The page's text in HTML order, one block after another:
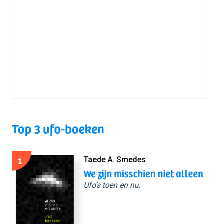
Top 3 ufo-boeken
1 Taede A. Smedes
We zijn misschien niet alleen
Ufo’s toen en nu.